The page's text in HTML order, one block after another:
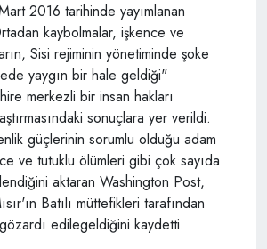
2016 tarihinde yayımlanan
kaybolmalar, işkence ve
Sisi rejiminin yönetiminde şoke
yaygın bir hale geldiği"
merkezli bir insan hakları
sonuçlara yer verildi.
güçlerinin sorumlu olduğu adam
ve tutuklu ölümleri gibi çok sayıda
aktaran Washington Post,
Batılı müttefikleri tarafından
edilegeldiğini kaydetti.